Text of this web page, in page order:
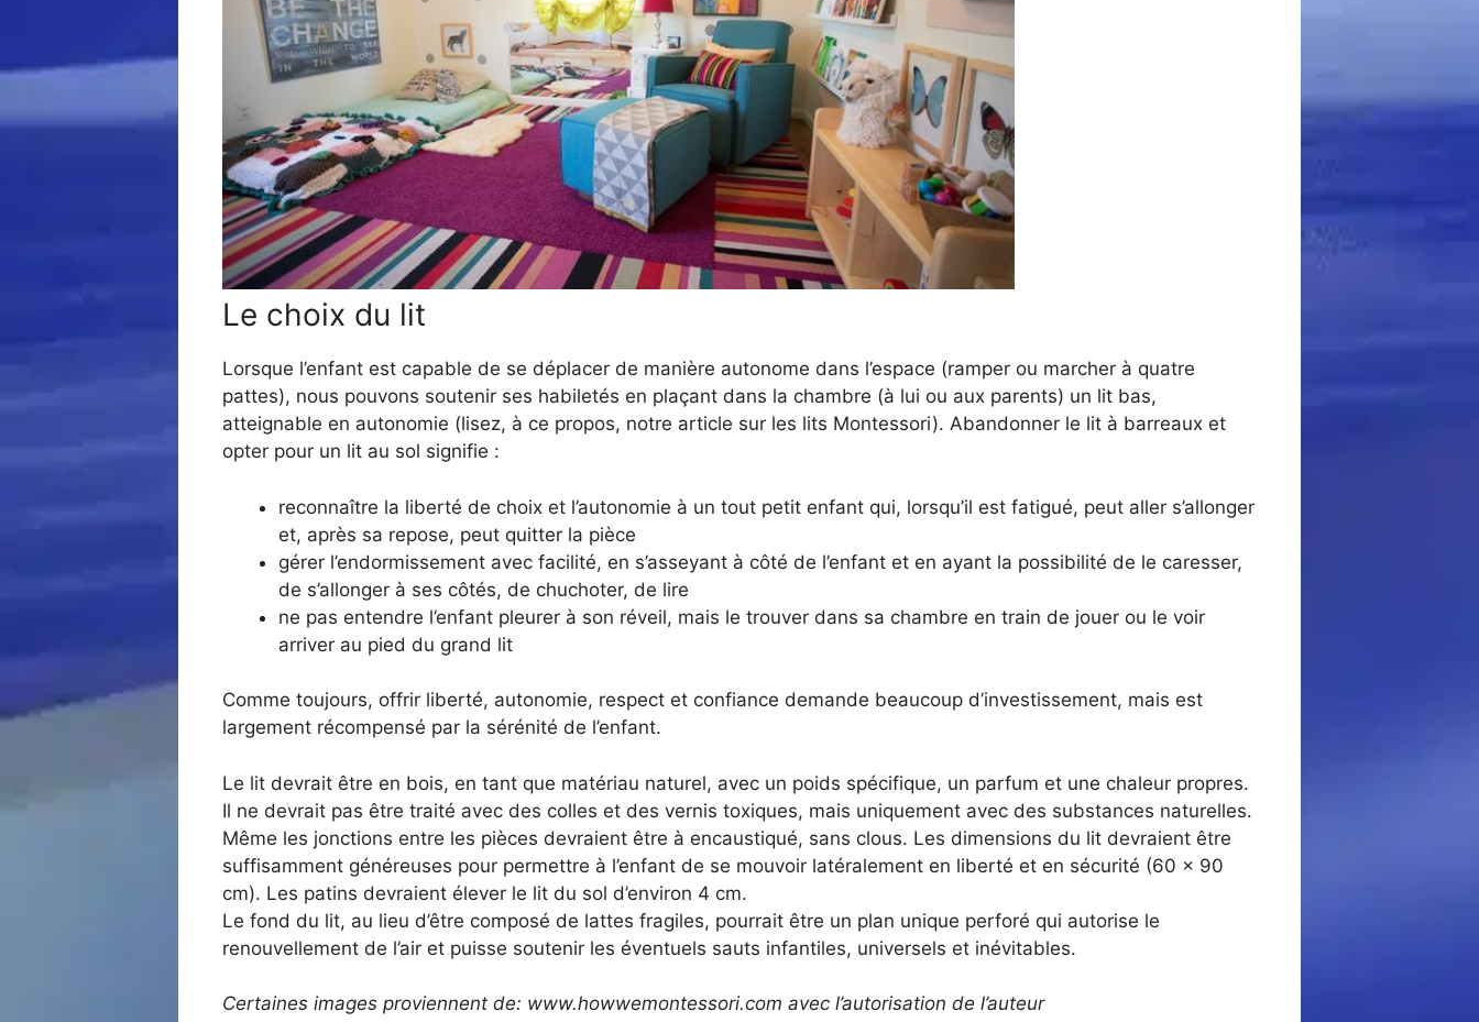
Le choix du lit
Lorsque l’enfant est capable de se déplacer de manière autonome dans l’espace (ramper ou marcher à quatre
pattes), nous pouvons soutenir ses habiletés en plaçant dans la chambre (à lui ou aux parents) un lit bas,
atteignable en autonomie (lisez, à ce propos, notre article sur les lits Montessori). Abandonner le lit à barreaux et
opter pour un lit au sol signifie :
reconnaître la liberté de choix et l’autonomie à un tout petit enfant qui, lorsqu’il est fatigué, peut aller s’allonger
et, après sa repose, peut quitter la pièce
gérer l’endormissement avec facilité, en s’asseyant à côté de l’enfant et en ayant la possibilité de le caresser,
de s’allonger à ses côtés, de chuchoter, de lire
ne pas entendre l’enfant pleurer à son réveil, mais le trouver dans sa chambre en train de jouer ou le voir
arriver au pied du grand lit
Comme toujours, offrir liberté, autonomie, respect et confiance demande beaucoup d’investissement, mais est
largement récompensé par la sérénité de l’enfant.
Le lit devrait être en bois, en tant que matériau naturel, avec un poids spécifique, un parfum et une chaleur propres.
Il ne devrait pas être traité avec des colles et des vernis toxiques, mais uniquement avec des substances naturelles.
Même les jonctions entre les pièces devraient être à encaustiqué, sans clous. Les dimensions du lit devraient être
suffisamment généreuses pour permettre à l’enfant de se mouvoir latéralement en liberté et en sécurité (60 x 90
cm). Les patins devraient élever le lit du sol d’environ 4 cm.
Le fond du lit, au lieu d’être composé de lattes fragiles, pourrait être un plan unique perforé qui autorise le
renouvellement de l’air et puisse soutenir les éventuels sauts infantiles, universels et inévitables.
Certaines images proviennent de: www.howwemontessori.com avec l’autorisation de l’auteur